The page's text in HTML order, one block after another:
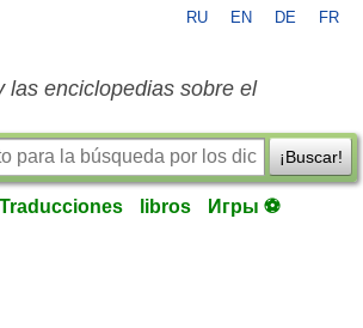
RU EN DE FR
las enciclopedias sobre el
¡Buscar!
Traducciones libros Игры ⚽